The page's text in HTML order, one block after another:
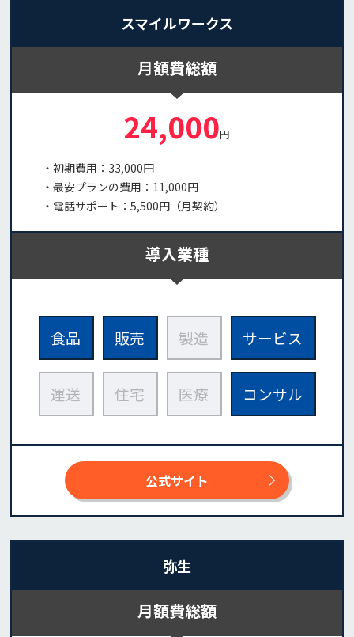
スマイルワークス
月額費総額
24,000円
・初期費用：33,000円
・最安プランの費用：11,000円
・電話サポート：5,500円（月契約）
導入業種
食品 販売 製造 サービス
運送 住宅 医療 コンサル
公式サイト
弥生
月額費総額